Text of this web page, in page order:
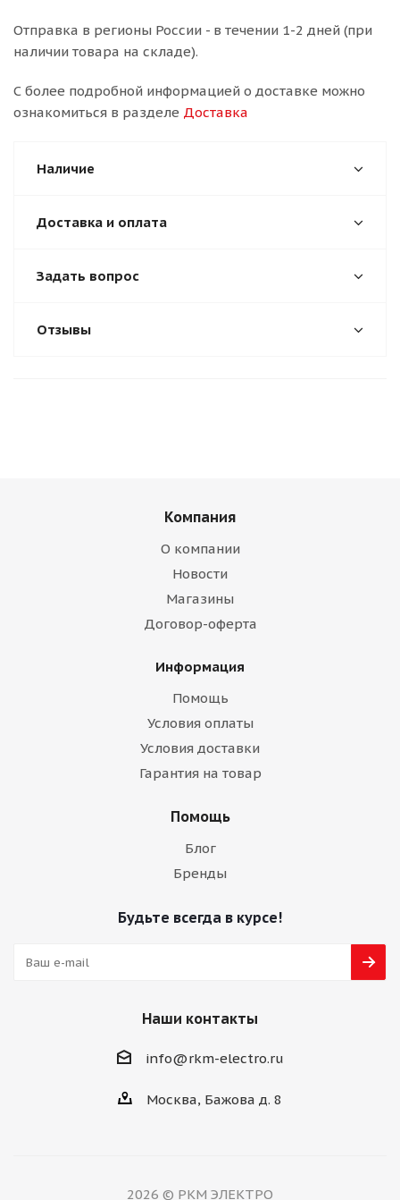
Отправка в регионы России - в течении 1-2 дней (при
наличии товара на складе).
С более подробной информацией о доставке можно
ознакомиться в разделе Доставка
Наличие
Доставка и оплата
Задать вопрос
Отзывы
Компания
О компании
Новости
Магазины
Договор-оферта
Информация
Помощь
Условия оплаты
Условия доставки
Гарантия на товар
Помощь
Блог
Бренды
Будьте всегда в курсе!
Наши контакты
info@rkm-electro.ru
Москва, Бажова д. 8
2026 © РКМ ЭЛЕКТРО